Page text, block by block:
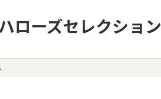
ローズセレクション